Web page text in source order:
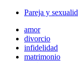
Pareja y
amor
divorcio
infidelidad
matrimonio